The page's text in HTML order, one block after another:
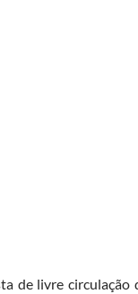
de livre circulação